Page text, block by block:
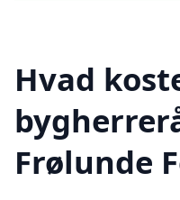
Hvad
Frølunde